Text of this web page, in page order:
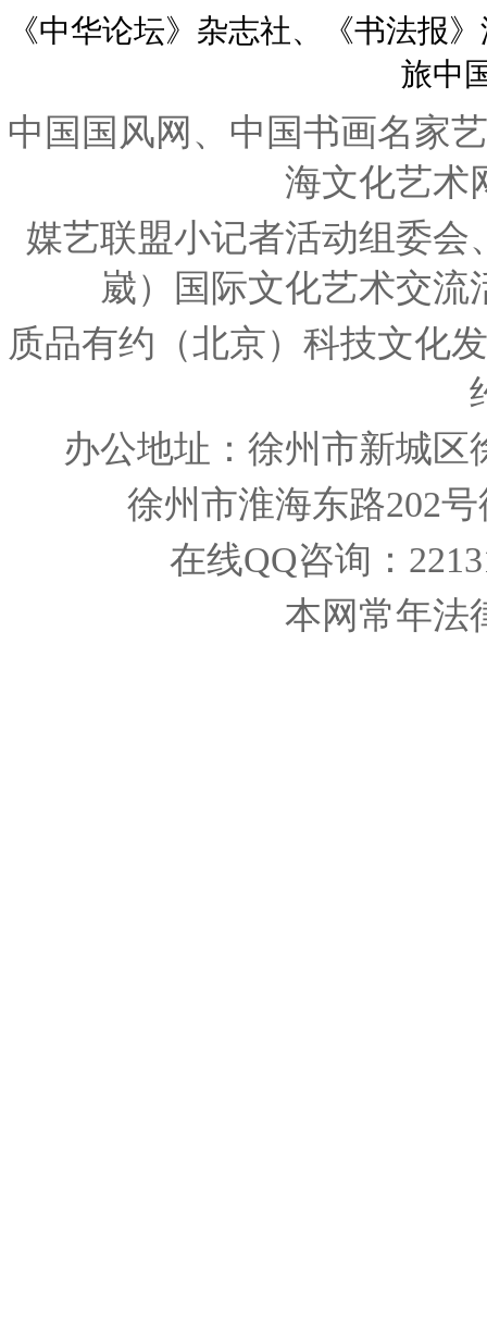
《中华论坛》杂志社、《书法报
旅中
中国国风网、中国书画名家
海文化艺术
媒艺联盟小记者活动组委
崴）国际文化艺术交
质品有约（北京）科技文化
办公地址：徐州市新城
徐州市淮海东路202
在线QQ咨询：
本网常年法